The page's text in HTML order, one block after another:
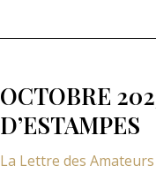
OCTOBRE
D’ESTAMPES
La Lettre des